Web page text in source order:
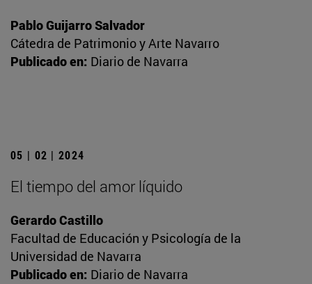
Pablo Guijarro Salvador
Cátedra de Patrimonio y Arte Navarro
Publicado en: Diario de Navarra
05 | 02 | 2024
El tiempo del amor líquido
Gerardo Castillo
Facultad de Educación y Psicología de la
Universidad de Navarra
Publicado en: Diario de Navarra